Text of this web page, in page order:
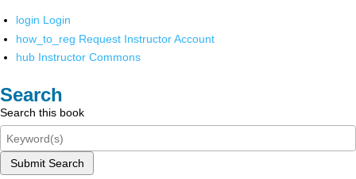
login Login
how_to_reg Request Instructor Account
hub Instructor Commons
Search
Search this book
Submit Search